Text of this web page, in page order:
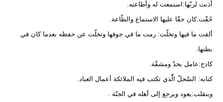
أذنت لربّها:استمعت له وأطاعته.
حُقّت:كان حقّا عليها الاستماع والطّاعة.
ألقت ما فيها وتخلّت: رمت ما في جوفها وتخلّت عن حفظه بعدما كان في
بطنها.
كادح:عامل بجدّ ومشقّة.
كتابه: السّجلّ الّّذي تكتب فيه الملائكة أعمال العباد.
وينقلب:يعود ويرجع إلى أهله في الجنّة .